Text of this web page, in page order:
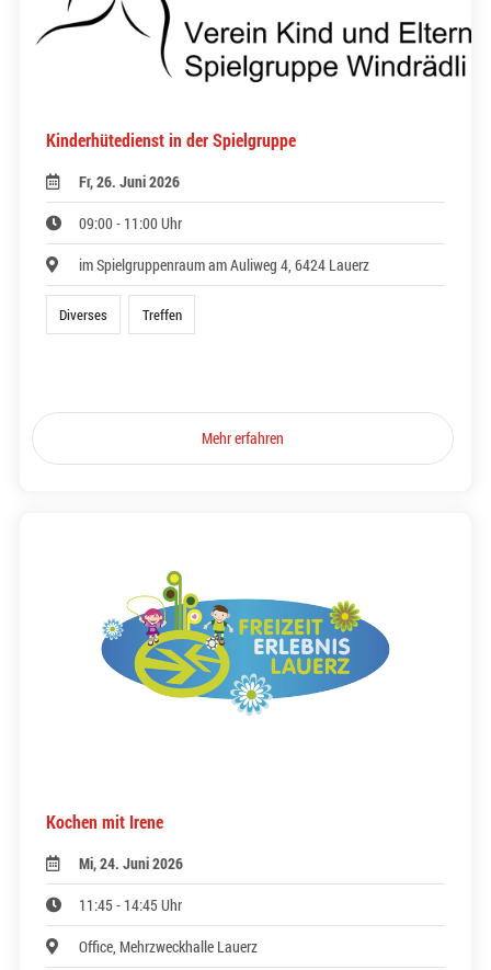
Kinderhütedienst in der Spielgruppe
Fr, 26. Juni 2026
09:00 - 11:00 Uhr
im Spielgruppenraum am Auliweg 4, 6424 Lauerz
Diverses Treffen
Mehr erfahren
Kochen mit Irene
Mi, 24. Juni 2026
11:45 - 14:45 Uhr
Office, Mehrzweckhalle Lauerz